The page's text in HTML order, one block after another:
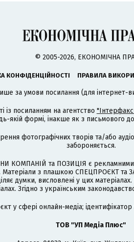
© 2005-2026, ЕКОНОМІЧНА
КОНФІДЕНЦІЙНОСТІ ПРАВИЛА
за умови посилання (для інтернет-
із посиланням на агентство
якій формі, інакше як з письмового
фотографічних творів та/або
забороняється.
КОМПАНІЙ та ПОЗИЦІЯ є рекламними
Матеріали з плашкою СПЕЦПРОЄКТ
думки, висловлені у цих
Згідно з українським
у сфері онлайн-медіа;
ТОВ "УП Медіа Плюс"